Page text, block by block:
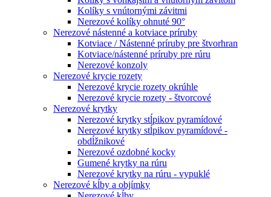
Kolíky s vnútornými závitmi
Nerezové kolíky ohnuté 90°
Nerezové nástenné a kotviace príruby
Kotviace / Nástenné príruby pre štvorhran
Kotviace/nástenné príruby pre rúru
Nerezové konzoly
Nerezové krycie rozety
Nerezové krycie rozety okrúhle
Nerezové krycie rozety - štvorcové
Nerezové krytky
Nerezové krytky stĺpikov pyramídové
Nerezové krytky stĺpikov pyramídové -
obdĺžnikové
Nerezové ozdobné kocky
Gumené krytky na rúru
Nerezové krytky na rúru - vypuklé
Nerezové kĺby a objímky